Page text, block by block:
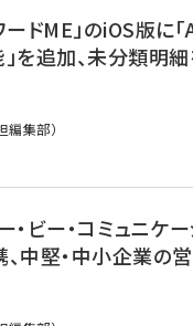
ードME」のiOS版に
を追加、未分類明
編集部）
・ビー・コミュニケ
中堅・中小企業の